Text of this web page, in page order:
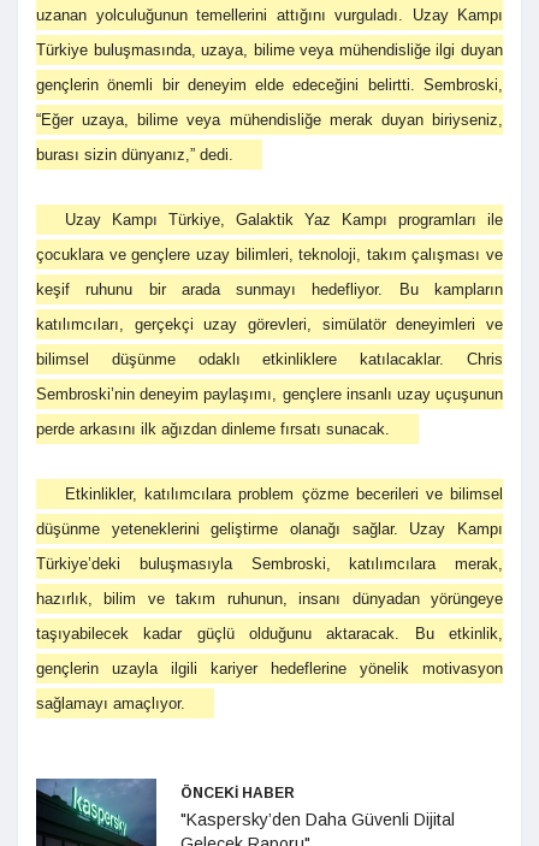
uzanan yolculuğunun temellerini attığını vurguladı. Uzay Kampı
Türkiye buluşmasında, uzaya, bilime veya mühendisliğe ilgi duyan
gençlerin önemli bir deneyim elde edeceğini belirtti. Sembroski,
“Eğer uzaya, bilime veya mühendisliğe merak duyan biriyseniz,
burası sizin dünyanız,” dedi.
Uzay Kampı Türkiye, Galaktik Yaz Kampı programları ile
çocuklara ve gençlere uzay bilimleri, teknoloji, takım çalışması ve
keşif ruhunu bir arada sunmayı hedefliyor. Bu kampların
katılımcıları, gerçekçi uzay görevleri, simülatör deneyimleri ve
bilimsel düşünme odaklı etkinliklere katılacaklar. Chris
Sembroski’nin deneyim paylaşımı, gençlere insanlı uzay uçuşunun
perde arkasını ilk ağızdan dinleme fırsatı sunacak.
Etkinlikler, katılımcılara problem çözme becerileri ve bilimsel
düşünme yeteneklerini geliştirme olanağı sağlar. Uzay Kampı
Türkiye’deki buluşmasıyla Sembroski, katılımcılara merak,
hazırlık, bilim ve takım ruhunun, insanı dünyadan yörüngeye
taşıyabilecek kadar güçlü olduğunu aktaracak. Bu etkinlik,
gençlerin uzayla ilgili kariyer hedeflerine yönelik motivasyon
sağlamayı amaçlıyor.
ÖNCEKİ HABER
"Kaspersky’den Daha Güvenli Dijital